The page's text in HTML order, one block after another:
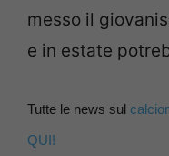
messo il
e in estate
Tutte le news sul
QUI!